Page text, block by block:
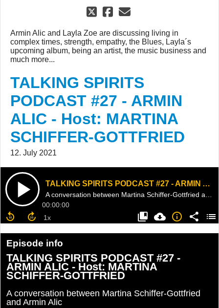
Armin Alic and Layla Zoe are discussing living in
complex times, strength, empathy, the Blues, Layla´s
upcoming album, being an artist, the music business and
much more...
TALKING SPIRITS
PODCAST #27 - ARMIN
ALIC - Host: MARTINA
SCHIFFER-GOTTFRIED
12. July 2021
TALKING SPIRITS PODCAST #27 - ARMIN ALIC - Host: MARTINA SCHIFFER-GOTTFRIED
00:00:00
Episode info
TALKING SPIRITS PODCAST #27 -
ARMIN ALIC - Host: MARTINA
SCHIFFER-GOTTFRIED
A conversation between Martina Schiffer-Gottfried
and Armin Alic